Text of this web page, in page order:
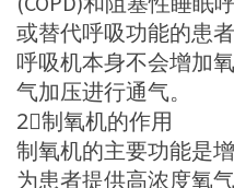
或替代呼吸功能的患者
呼吸机本身不会增加
气加压进行通气。
2⃣制氧机的作用
制氧机的主要功能是
为患者提供高浓度氧